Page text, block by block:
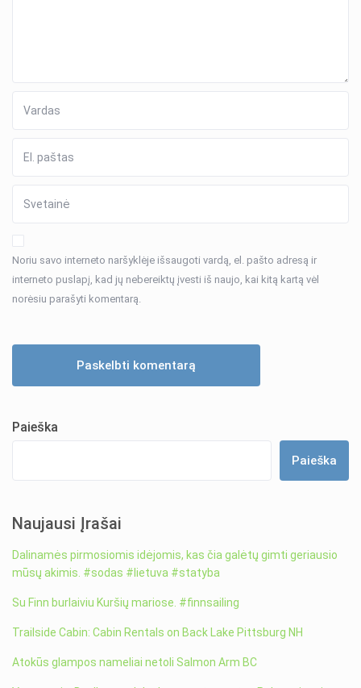
Noriu savo interneto naršyklėje išsaugoti vardą, el. pašto adresą ir
interneto puslapį, kad jų nebereiktų įvesti iš naujo, kai kitą kartą vėl
norėsiu parašyti komentarą.
Paieška
Paieška
Naujausi Įrašai
Dalinamės pirmosiomis idėjomis, kas čia galėtų gimti geriausio
mūsų akimis. #sodas #lietuva #statyba
Su Finn burlaiviu Kuršių mariose. #finnsailing
Trailside Cabin: Cabin Rentals on Back Lake Pittsburg NH
Atokūs glampos nameliai netoli Salmon Arm BC